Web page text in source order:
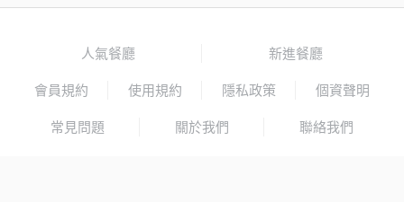
人氣餐廳 新進餐廳
會員規約 使用規約 隱私政策 個資聲明
常見問題 關於我們 聯絡我們